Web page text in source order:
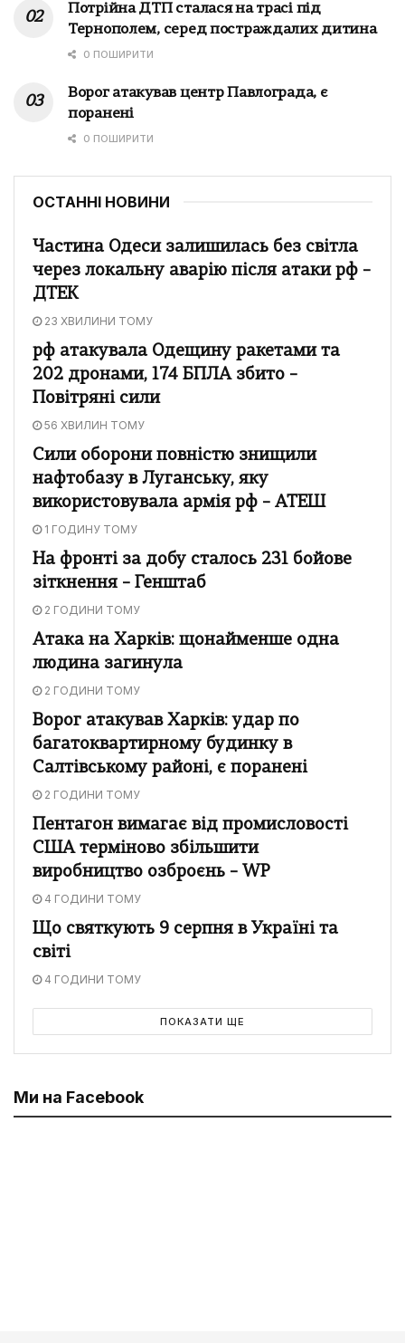
Потрійна ДТП сталася на трасі під
Тернополем, серед постраждалих дитина
0 ПОШИРИТИ
Ворог атакував центр Павлограда, є
поранені
0 ПОШИРИТИ
ОСТАННІ НОВИНИ
Частина Одеси залишилась без світла
через локальну аварію після атаки рф –
ДТЕК
23 ХВИЛИНИ ТОМУ
рф атакувала Одещину ракетами та
202 дронами, 174 БПЛА збито –
Повітряні сили
56 ХВИЛИН ТОМУ
Сили оборони повністю знищили
нафтобазу в Луганську, яку
використовувала армія рф – АТЕШ
1 ГОДИНУ ТОМУ
На фронті за добу сталось 231 бойове
зіткнення – Генштаб
2 ГОДИНИ ТОМУ
Атака на Харків: щонайменше одна
людина загинула
2 ГОДИНИ ТОМУ
Ворог атакував Харків: удар по
багатоквартирному будинку в
Салтівському районі, є поранені
2 ГОДИНИ ТОМУ
Пентагон вимагає від промисловості
США терміново збільшити
виробництво озброєнь – WP
4 ГОДИНИ ТОМУ
Що святкують 9 серпня в Україні та
світі
4 ГОДИНИ ТОМУ
ПОКАЗАТИ ЩЕ
Ми на Facebook